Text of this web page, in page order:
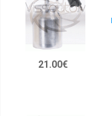
21.00€